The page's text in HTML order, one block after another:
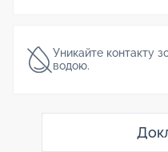
Уникайте контакту
водою.